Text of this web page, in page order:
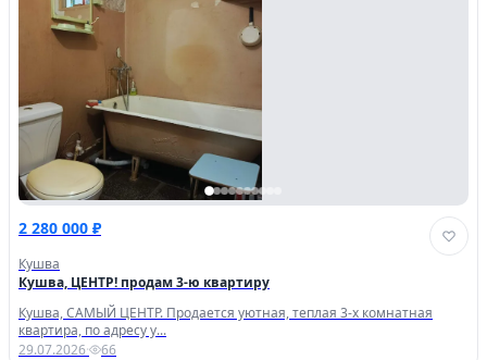
2 280 000 ₽
Кушва
Кушва, ЦЕНТР! продам 3-ю квартиру
Кушва, САМЫЙ ЦЕНТР. Продается уютная, теплая 3-х комнатная
квартира, по адресу у...
29.07.2026· 66